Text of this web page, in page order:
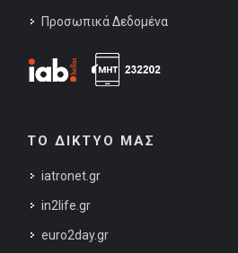
Προσωπικά Δεδομένα
ΤΟ ΔΙΚΤΥΟ ΜΑΣ
iatronet.gr
in2life.gr
euro2day.gr